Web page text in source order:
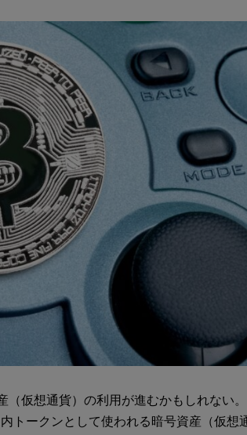
（仮想通貨）の利用が進むかもしれない
トークンとして使われる暗号資産（仮想